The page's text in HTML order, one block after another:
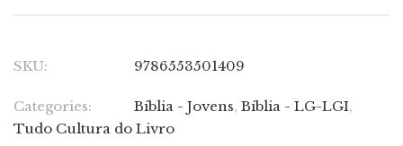
SKU: 9786553501409
Categories: Bíblia - Jovens, Bíblia - LG-LGI,
Tudo Cultura do Livro